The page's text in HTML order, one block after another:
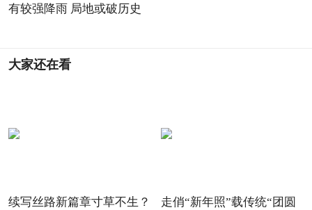
有较强降雨 局地或破历史
大家还在看
续写丝路新篇章寸草不生？
走俏“新年照”载传统“团圆